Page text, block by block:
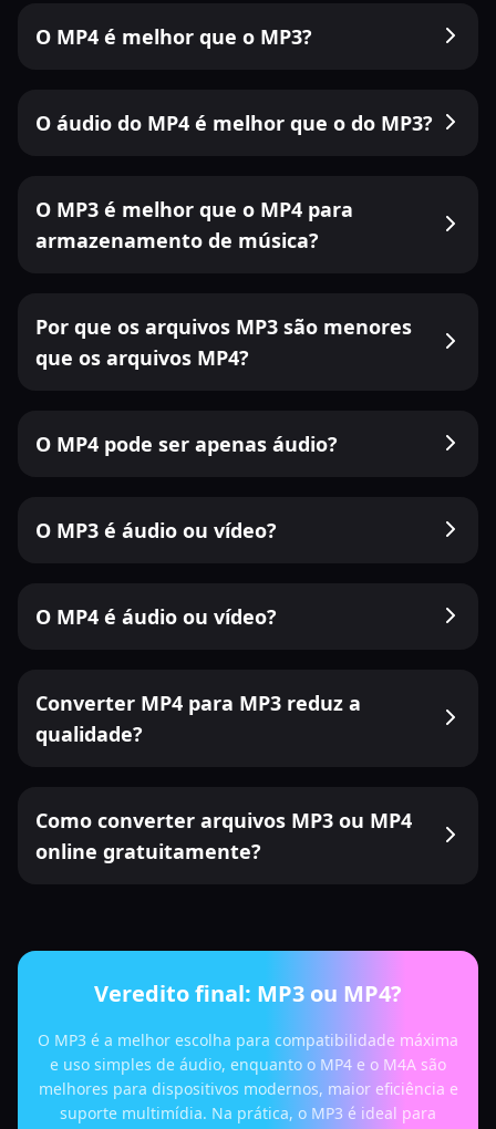
O MP4 é melhor que o MP3?
O áudio do MP4 é melhor que o do MP3?
O MP3 é melhor que o MP4 para
armazenamento de música?
Por que os arquivos MP3 são menores
que os arquivos MP4?
O MP4 pode ser apenas áudio?
O MP3 é áudio ou vídeo?
O MP4 é áudio ou vídeo?
Converter MP4 para MP3 reduz a
qualidade?
Como converter arquivos MP3 ou MP4
online gratuitamente?
Veredito final: MP3 ou MP4?
O MP3 é a melhor escolha para compatibilidade máxima
e uso simples de áudio, enquanto o MP4 e o M4A são
melhores para dispositivos modernos, maior eficiência e
suporte multimídia. Na prática, o MP3 é ideal para